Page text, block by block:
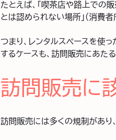
たとえば、「喫茶店や路上での
とは認められない場所」（消費者
つまり、レンタルスペースを使
するケースも、訪問販売にあた
訪問販売に
訪問販売には多くの規制があり